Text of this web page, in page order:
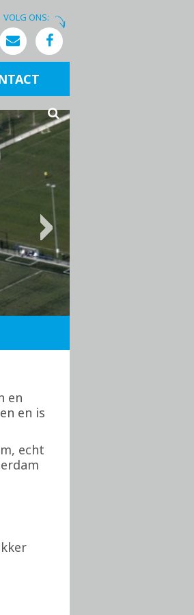
VOLG ONS:

en
en is
echt